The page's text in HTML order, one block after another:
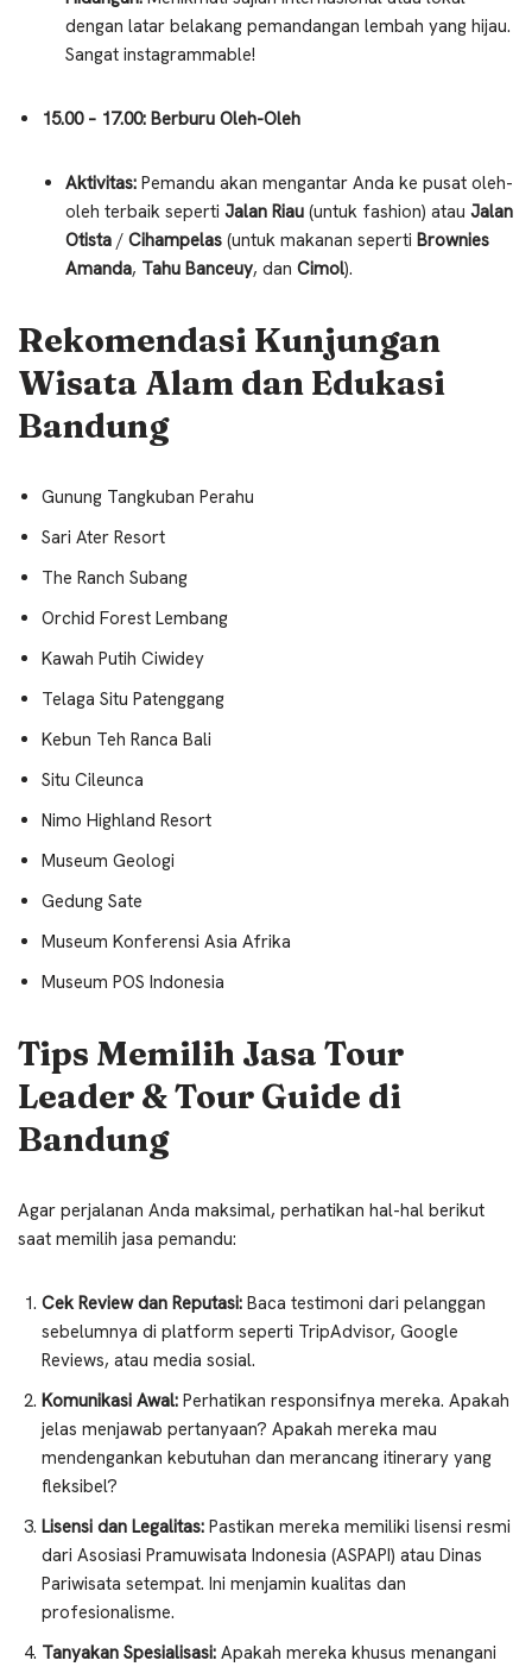
dengan latar belakang pemandangan lembah yang hijau.
Sangat instagrammable!
15.00 – 17.00: Berburu Oleh-Oleh
Aktivitas: Pemandu akan mengantar Anda ke pusat oleh-
oleh terbaik seperti Jalan Riau (untuk fashion) atau Jalan
Otista / Cihampelas (untuk makanan seperti Brownies
Amanda, Tahu Banceuy, dan Cimol).
Rekomendasi Kunjungan
Wisata Alam dan Edukasi
Bandung
Gunung Tangkuban Perahu
Sari Ater Resort
The Ranch Subang
Orchid Forest Lembang
Kawah Putih Ciwidey
Telaga Situ Patenggang
Kebun Teh Ranca Bali
Situ Cileunca
Nimo Highland Resort
Museum Geologi
Gedung Sate
Museum Konferensi Asia Afrika
Museum POS Indonesia
Tips Memilih Jasa Tour
Leader & Tour Guide di
Bandung
Agar perjalanan Anda maksimal, perhatikan hal-hal berikut
saat memilih jasa pemandu:
Cek Review dan Reputasi: Baca testimoni dari pelanggan
sebelumnya di platform seperti TripAdvisor, Google
Reviews, atau media sosial.
Komunikasi Awal: Perhatikan responsifnya mereka. Apakah
jelas menjawab pertanyaan? Apakah mereka mau
mendengankan kebutuhan dan merancang itinerary yang
fleksibel?
Lisensi dan Legalitas: Pastikan mereka memiliki lisensi resmi
dari Asosiasi Pramuwisata Indonesia (ASPAPI) atau Dinas
Pariwisata setempat. Ini menjamin kualitas dan
profesionalisme.
Tanyakan Spesialisasi: Apakah mereka khusus menangani